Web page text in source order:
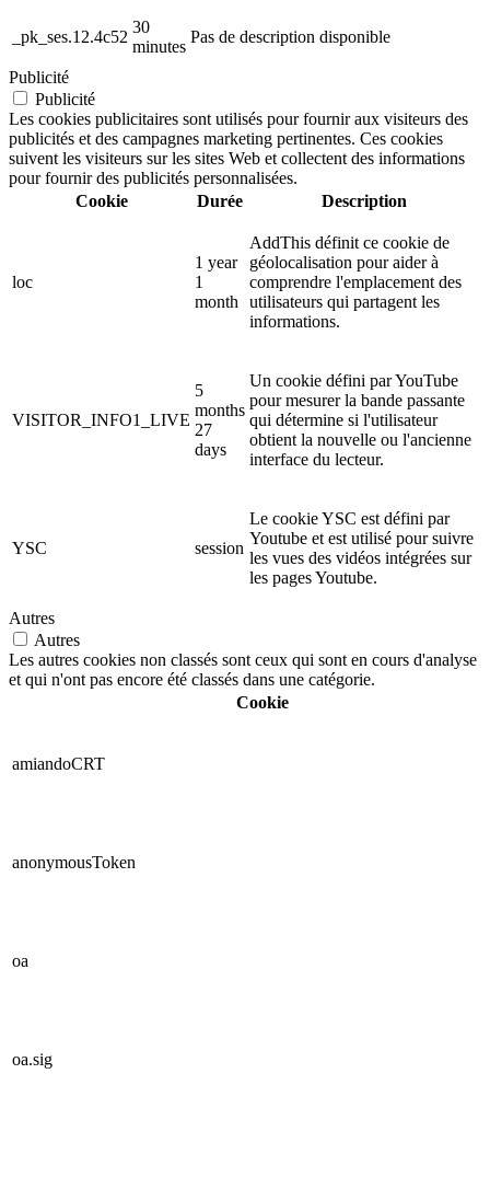
_pk_ses.12.4c52
30
minutes
Pas de description disponible
Publicité
Publicité
Les cookies publicitaires sont utilisés pour fournir aux visiteurs des
publicités et des campagnes marketing pertinentes. Ces cookies
suivent les visiteurs sur les sites Web et collectent des informations
pour fournir des publicités personnalisées.
Cookie
Durée Description
loc
1 year
1
month
AddThis définit ce cookie de
géolocalisation pour aider à
comprendre l'emplacement des
utilisateurs qui partagent les
informations.
VISITOR_INFO1_LIVE
5
months
27
days
Un cookie défini par YouTube
pour mesurer la bande passante
qui détermine si l'utilisateur
obtient la nouvelle ou l'ancienne
interface du lecteur.
YSC session
Le cookie YSC est défini par
Youtube et est utilisé pour suivre
les vues des vidéos intégrées sur
les pages Youtube.
Autres
Autres
Les autres cookies non classés sont ceux qui sont en cours d'analyse
et qui n'ont pas encore été classés dans une catégorie.
Cookie
amiandoCRT
anonymousToken
oa
oa.sig